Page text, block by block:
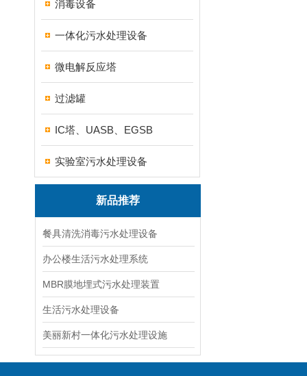
消毒设备
一体化污水处理设备
微电解反应塔
过滤罐
IC塔、UASB、EGSB
实验室污水处理设备
新品推荐
餐具清洗消毒污水处理设备
办公楼生活污水处理系统
MBR膜地埋式污水处理装置
生活污水处理设备
美丽新村一体化污水处理设施